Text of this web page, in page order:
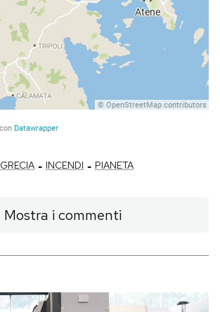
GRECIA - INCENDI - PIANETA
Mostra i commenti